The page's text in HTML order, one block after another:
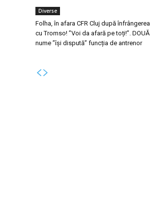
Diverse
Folha, în afara CFR Cluj după înfrângerea
cu Tromso! ”Voi da afară pe toți!”. DOUĂ
nume ”își dispută” funcția de antrenor